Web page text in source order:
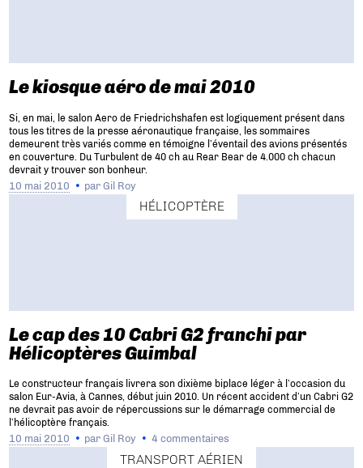
Le kiosque aéro de mai 2010
Si, en mai, le salon Aero de Friedrichshafen est logiquement présent dans
tous les titres de la presse aéronautique française, les sommaires
demeurent très variés comme en témoigne l’éventail des avions présentés
en couverture. Du Turbulent de 40 ch au Rear Bear de 4.000 ch chacun
devrait y trouver son bonheur.
10 mai 2010 parGil Roy
HÉLICOPTÈRE
Le cap des 10 Cabri G2 franchi par
Hélicoptères Guimbal
Le constructeur français livrera son dixième biplace léger à l’occasion du
salon Eur-Avia, à Cannes, début juin 2010. Un récent accident d’un Cabri G2
ne devrait pas avoir de répercussions sur le démarrage commercial de
l’hélicoptère français.
10 mai 2010 parGil Roy 4 commentaires
TRANSPORT AÉRIEN